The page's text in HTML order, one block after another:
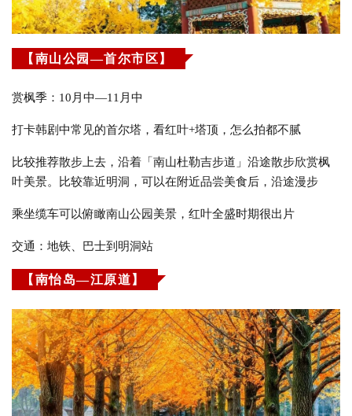
【南山公园—首尔市区】
赏枫季：10月中—11月中
打卡韩剧中常见的首尔塔，看红叶+塔顶，怎么拍都不腻
比较推荐散步上去，沿着「南山杜勒吉步道」沿途散步欣赏枫
叶美景。比较靠近明洞，可以在附近品尝美食后，沿途漫步
乘坐缆车可以俯瞰南山公园美景，红叶全盛时期很出片
交通：地铁、巴士到明洞站
【南怡岛—江原道】